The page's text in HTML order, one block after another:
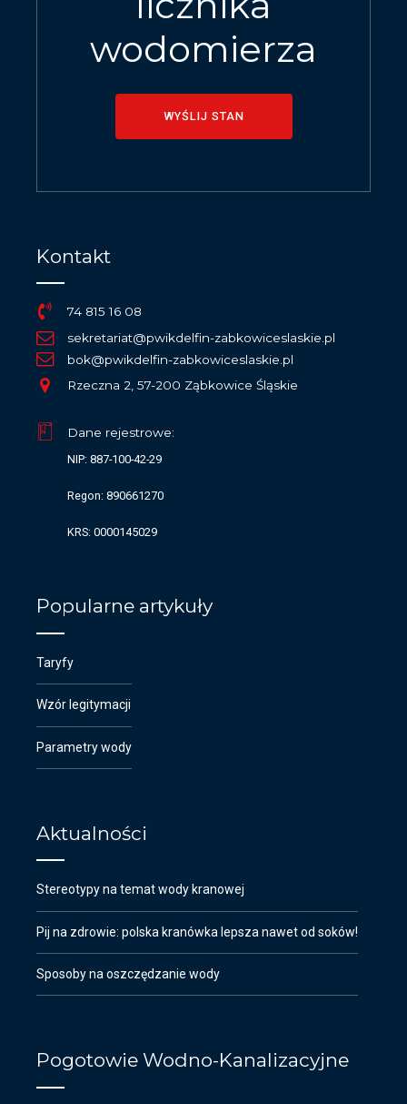
wodomierza
WYŚLIJ STAN
Kontakt
74 815 16 08
sekretariat@pwikdelfin-zabkowiceslaskie.pl
bok@pwikdelfin-zabkowiceslaskie.pl
Rzeczna 2, 57-200 Ząbkowice Śląskie
Dane rejestrowe:
NIP: 887-100-42-29
Regon: 890661270
KRS: 0000145029
Popularne artykuły
Taryfy
Wzór legitymacji
Parametry wody
Aktualności
Stereotypy na temat wody kranowej
Pij na zdrowie: polska kranówka lepsza nawet od soków!
Sposoby na oszczędzanie wody
Pogotowie Wodno-Kanalizacyjne